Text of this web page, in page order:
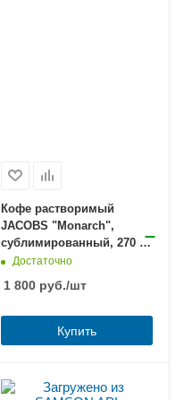
Кофе растворимый
JACOBS "Monarch",
сублимированный, 270 г,
стеклянная банка,
Достаточно
1 800руб./шт
Купить